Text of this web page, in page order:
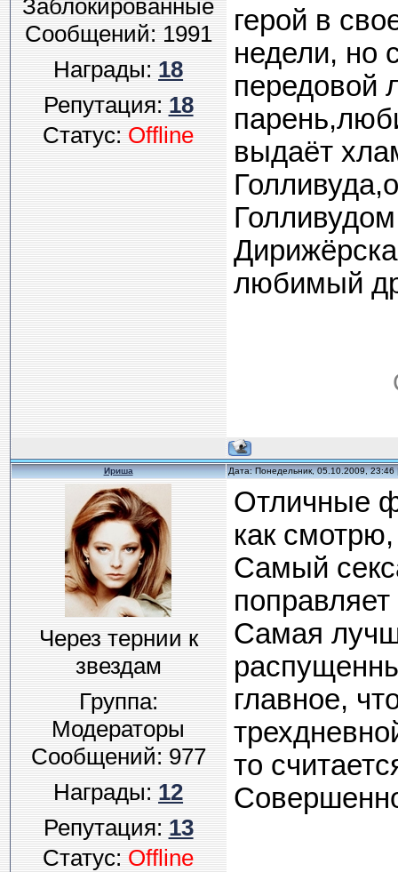
Заблокированные
Сообщений:1991
Награды:18
Репутация:18
Статус:Offline
герой в
недели, но
передовой
выдаёт
любимый
Ириша Дата: Понедельник, 05.10.2009,
Через тернии к
звездам
Группа:
Модераторы
Сообщений:977
Награды:12
Репутация:13
Статус:Offline
Отличные
как
Самый
Самая
главное,
то